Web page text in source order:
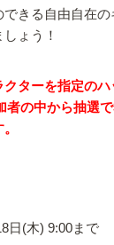
きる自由自在の
ょう！
ターを指定の
の中から抽選
日(木) 9:00まで